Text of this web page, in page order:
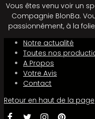
Vous êtes venu voir un
Compagnie BlonBa.
passionnément, à la
Notre actualité
Toutes nos
A Propos
Votre Avis
Contact
Retour en haut de la page